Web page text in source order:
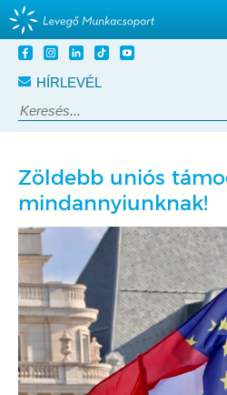
Tovább
tartalomra
HÍRLEVÉL
Keresés:
Zöldebb uniós
mindannyiunknak!